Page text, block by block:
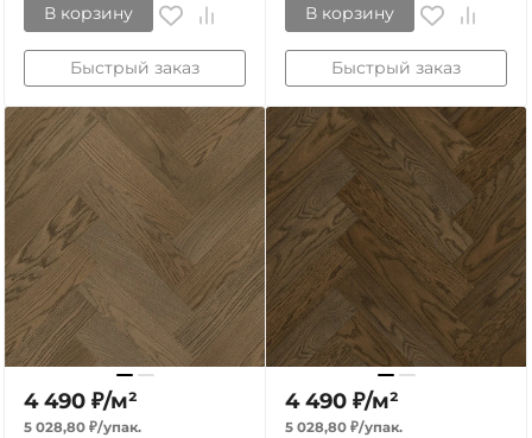
В корзину
Быстрый заказ
В корзину
Быстрый заказ
4 490 ₽/м²
5 028,80 ₽/упак.
4 490 ₽/м²
5 028,80 ₽/упак.